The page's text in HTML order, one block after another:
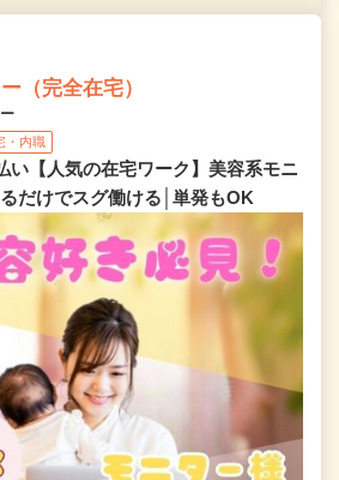
（完全在宅）
・内職
い【人気の在宅ワーク】美容系モニ
だけでスグ働ける│単発もOK